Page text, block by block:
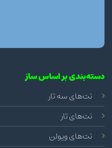
دسته‌بندی بر اساس ساز
نت‌های سه تار
نت‌های تار
نت‌های ویولن